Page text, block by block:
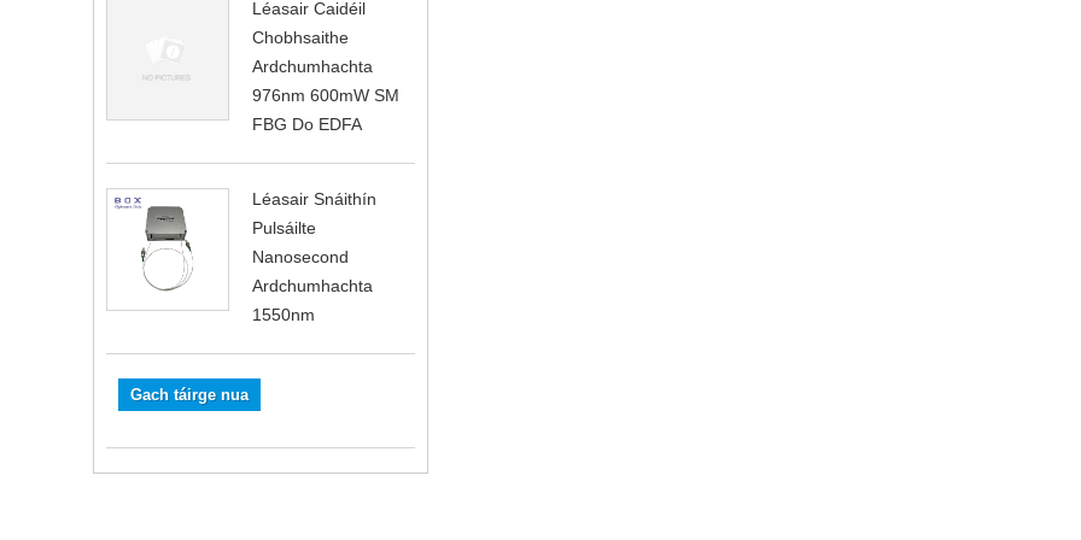
Léasair Caidéil
Chobhsaithe
Ardchumhachta
976nm 600mW SM
FBG Do EDFA
Léasair Snáithín
Pulsáilte
Nanosecond
Ardchumhachta
1550nm
Gach táirge nua